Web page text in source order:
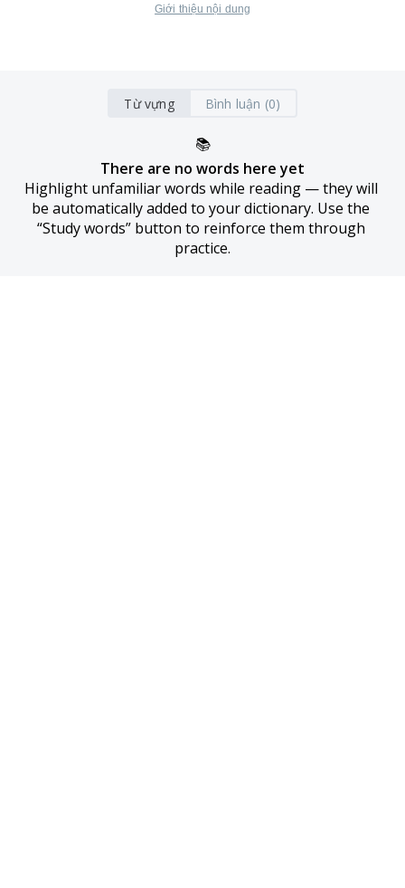
Giới thiệu nội dung
Từ vựng Bình luận (0)
📚
There are no words here yet
Highlight unfamiliar words while reading — they will
be automatically added to your dictionary. Use the
“Study words” button to reinforce them through
practice.